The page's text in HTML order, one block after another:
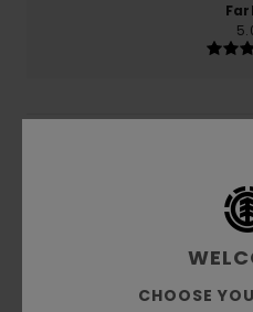
Original anzeigen - Français
CHOOSE